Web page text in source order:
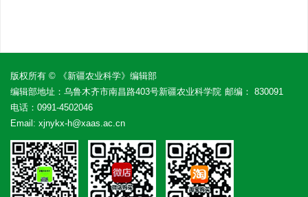
版权所有 © 《新疆农业科学》编辑部
编辑部地址：乌鲁木齐市南昌路403号新疆农业科学院 邮编： 830091
电话： 0991-4502046
Email: xjnykx-h@xaas.ac.cn